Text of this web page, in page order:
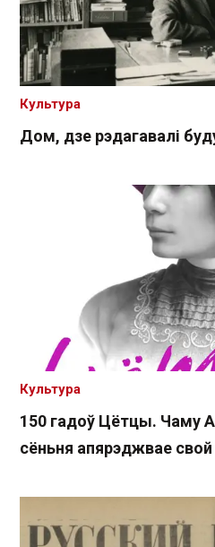
Дом, дзе рэдагавалі
Культура
150 гадоў Цётцы. Чаму
сёньня апярэджвае свой
Культура